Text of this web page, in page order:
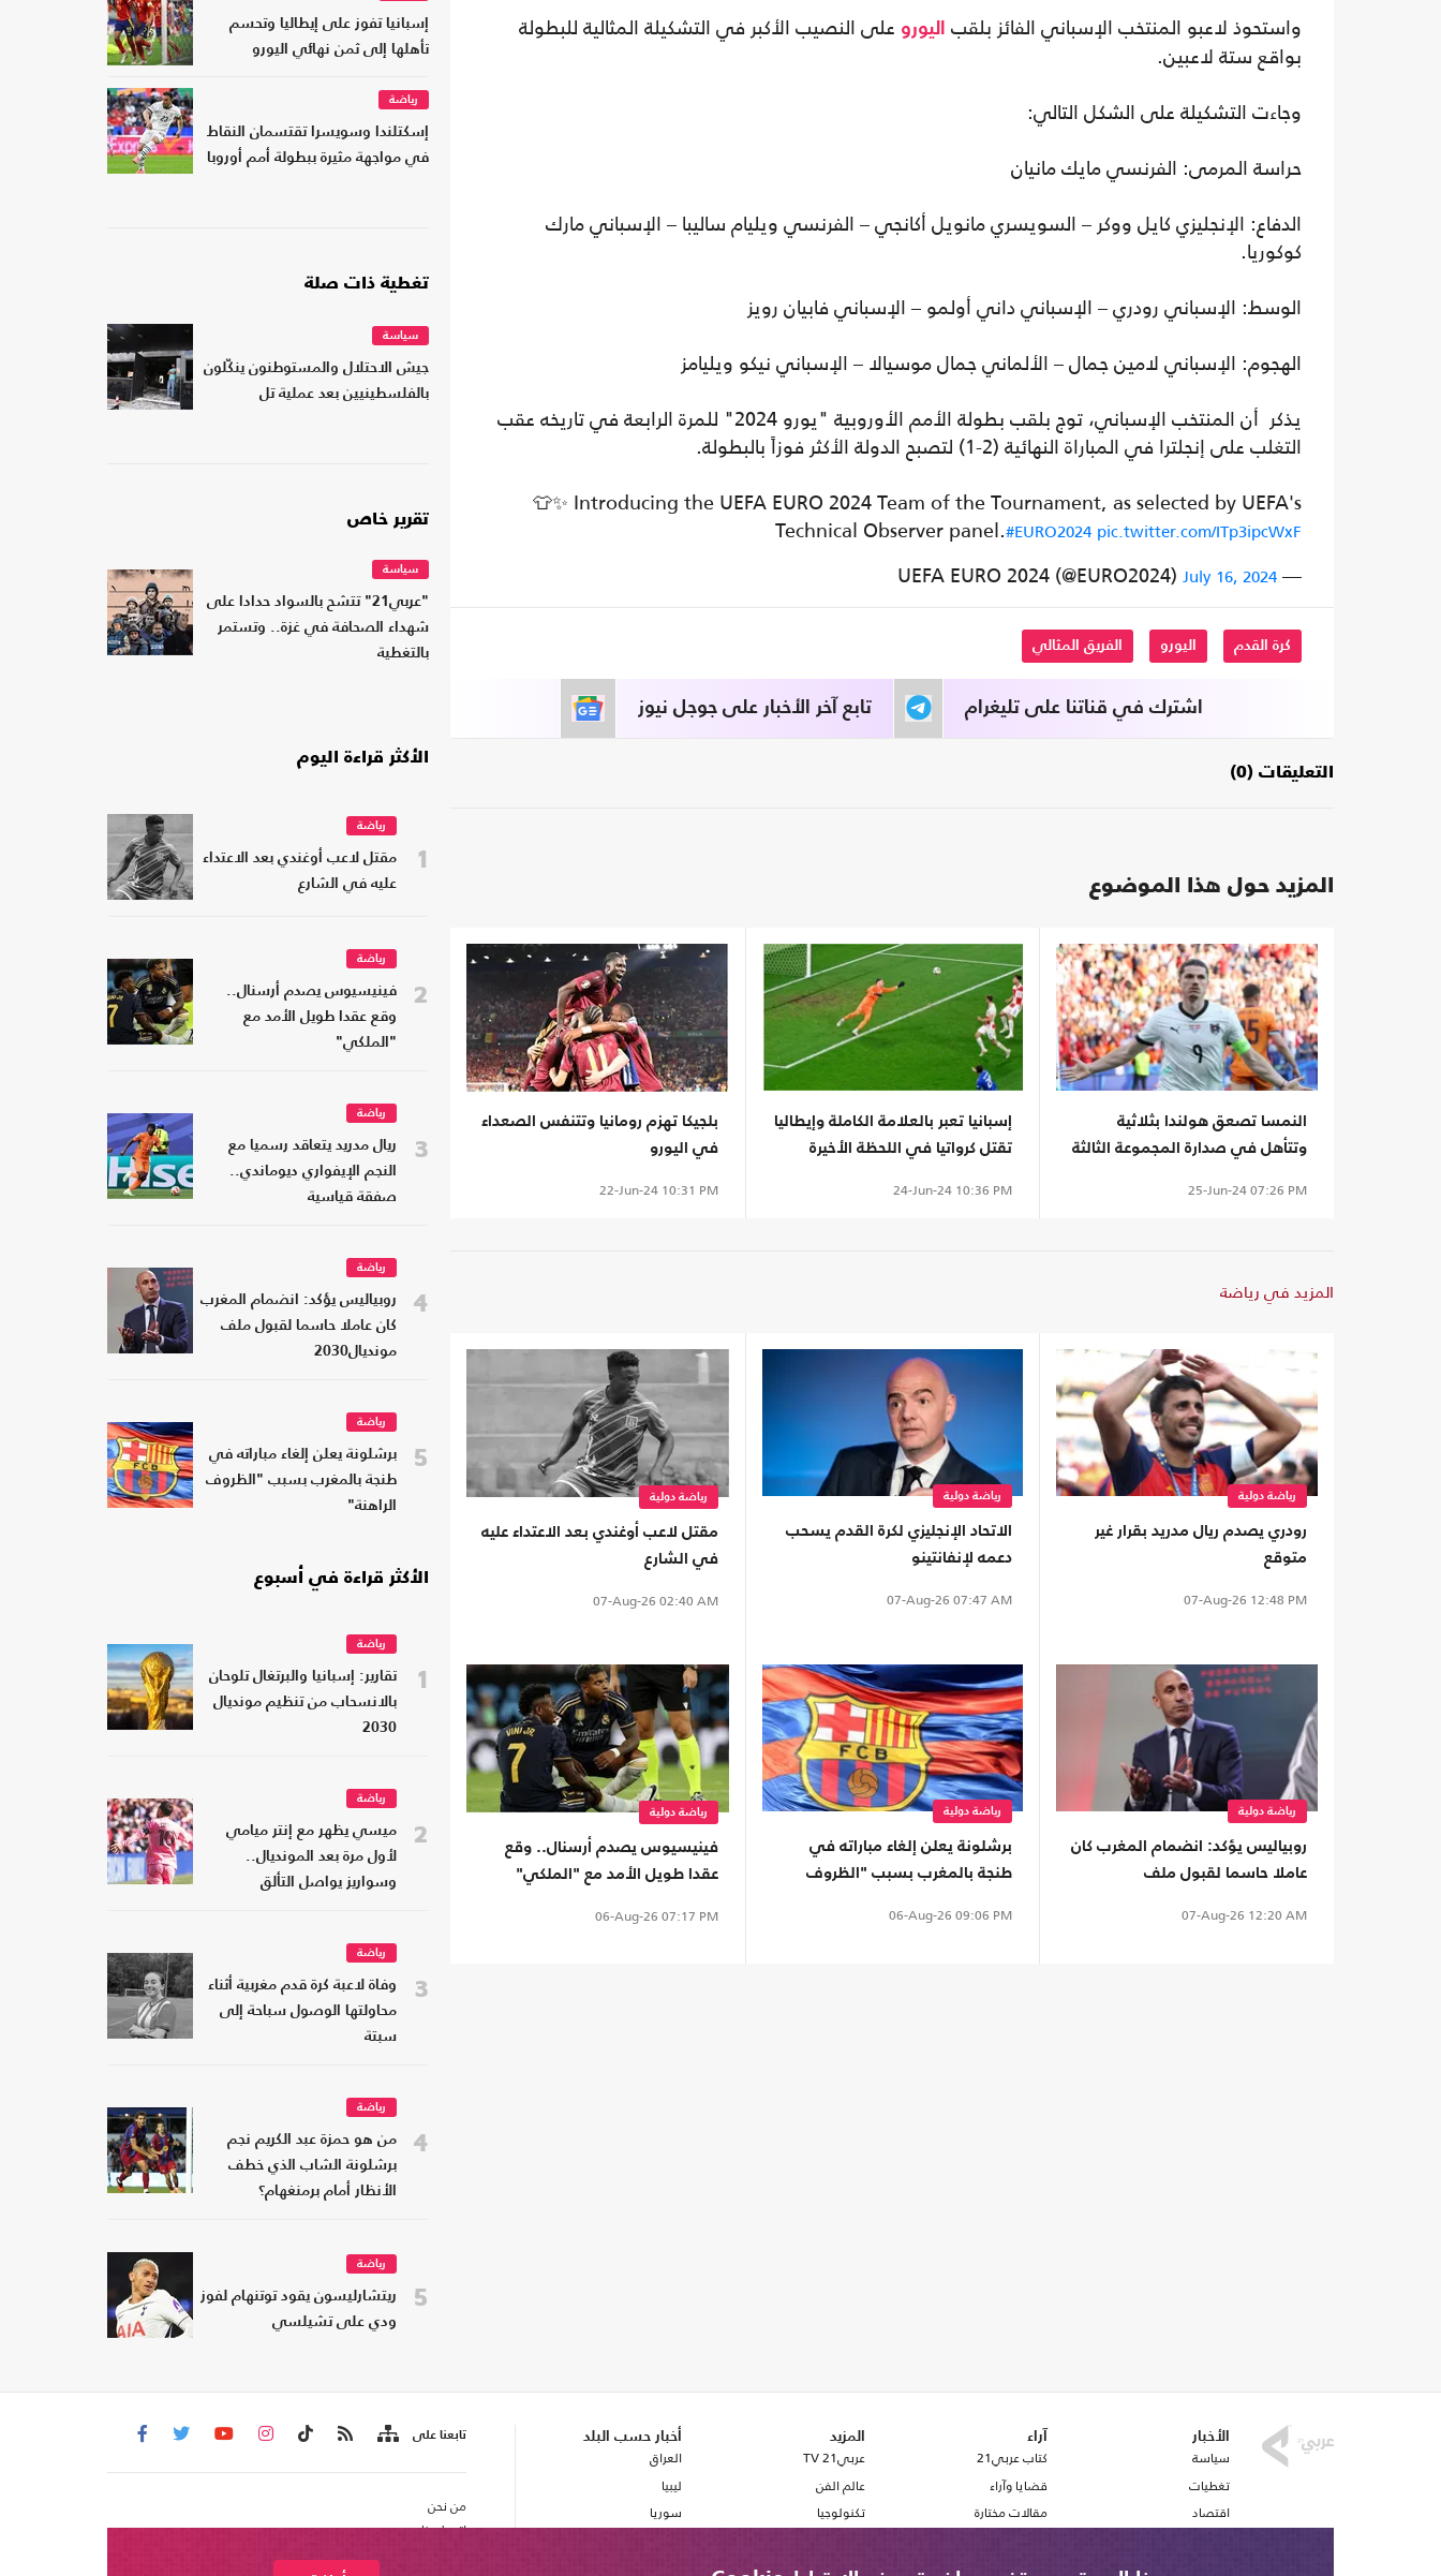
واستحوذ لاعبو المنتخب الإسباني الفائز بلقب
اليورو على النصيب الأكبر في التشكيلة المثالية للبطولة
بواقع ستة لاعبين.
وجاءت التشكيلة على الشكل التالي:
حراسة المرمى: الفرنسي مايك مانيان
الدفاع: الإنجليزي كايل ووكر – السويسري مانويل أكانجي – الفرنسي ويليام ساليبا – الإسباني مارك
كوكوريا.
الوسط: الإسباني رودري – الإسباني داني أولمو – الإسباني فابيان رويز
الهجوم: الإسباني لامين جمال – الألماني جمال موسيالا – الإسباني نيكو ويليامز
يذكر أن المنتخب الإسباني، توج بلقب بطولة الأمم الأوروبية "يورو 2024" للمرة الرابعة في تاريخه عقب
التغلب على إنجلترا في المباراة النهائية (2-1) لتصبح الدولة الأكثر فوزاً بالبطولة.
👕✨ Introducing the UEFA EURO 2024 Team of the Tournament, as selected by UEFA's
Technical Observer panel.#EURO2024 pic.twitter.com/ITp3ipcWxF
— UEFA EURO 2024 (@EURO2024)
July 16, 2024
كرة القدم اليورو الفريق المثالي
تابع آخر الأخبار على جوجل نيوز اشترك في قناتنا على تليغرام
التعليقات (0)
المزيد حول هذا الموضوع
النمسا تصعق هولندا بثلاثية
وتتأهل في صدارة المجموعة الثالثة
25-Jun-2407:26 PM
إسبانيا تعبر بالعلامة الكاملة وإيطاليا
تقتل كرواتيا في اللحظة الأخيرة
24-Jun-24 10:36 PM
بلجيكا تهزم رومانيا وتتنفس الصعداء
في اليورو
22-Jun-2410:31 PM
المزيد في رياضة
رياضة دولية
رودري يصدم ريال مدريد بقرار غير
متوقع
07-Aug-26 12:48 PM
رياضة دولية
الاتحاد الإنجليزي لكرة القدم يسحب
دعمه لإنفانتينو
07-Aug-26 07:47 AM
رياضة دولية
مقتل لاعب أوغندي بعد الاعتداء عليه
في الشارع
07-Aug-26 02:40 AM
رياضة دولية
روبياليس يؤكد: انضمام المغرب كان
عاملا حاسما لقبول ملف
07-Aug-26 12:20 AM
رياضة دولية
برشلونة يعلن إلغاء مباراته في
طنجة بالمغرب بسبب "الظروف
06-Aug-26 09:06 PM
رياضة دولية
فينيسيوس يصدم أرسنال.. وقع
عقدا طويل الأمد مع "الملكي"
06-Aug-26 07:17 PM
إسبانيا تفوز على إيطاليا وتحسم
تأهلها إلى ثمن نهائي اليورو
رياضة
إسكتلندا وسويسرا تقتسمان النقاط
في مواجهة مثيرة ببطولة أمم أوروبا
تغطية ذات صلة
سياسة
جيش الاحتلال والمستوطنون ينكّلون
بالفلسطينيين بعد عملية تل
تقرير خاص
سياسة
"عربي21" تتشح بالسواد حدادا على
شهداء الصحافة في غزة.. وتستمر
بالتغطية
الأكثر قراءة اليوم
1
رياضة
مقتل لاعب أوغندي بعد الاعتداء
عليه في الشارع
2
رياضة
فينيسيوس يصدم أرسنال..
وقع عقدا طويل الأمد مع
"الملكي"
3
رياضة
ريال مدريد يتعاقد رسميا مع
النجم الإيفواري ديوماندي..
صفقة قياسية
4
رياضة
روبياليس يؤكد: انضمام المغرب
كان عاملا حاسما لقبول ملف
مونديال2030
5
رياضة
برشلونة يعلن إلغاء مباراته في
طنجة بالمغرب بسبب "الظروف
الراهنة"
الأكثر قراءة في أسبوع
1
رياضة
تقارير: إسبانيا والبرتغال تلوحان
بالانسحاب من تنظيم مونديال
2030
2
رياضة
ميسي يظهر مع إنتر ميامي
لأول مرة بعد المونديال..
وسواريز يواصل التألق
3
رياضة
وفاة لاعبة كرة قدم مغربية أثناء
محاولتها الوصول سباحة إلى
سبتة
4
رياضة
من هو حمزة عبد الكريم نجم
برشلونة الشاب الذي خطف
الأنظار أمام برمنغهام؟
5
رياضة
ريتشارليسون يقود توتنهام لفوز
ودي على تشيلسي
الأخبار
سياسة
تغطيات
اقتصاد
آراء
كتاب عربي21
قضايا وآراء
مقالات مختارة
استطلاع رأي
المزيد
عربي21 TV
عالم الفن
تكنولوجيا
أخبار حسب البلد
العراق
ليبيا
سوريا
تابعنا على
من نحن
اتصل بنا